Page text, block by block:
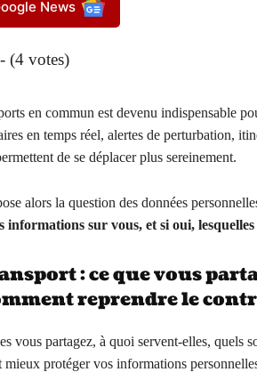
News
(4 votes)
en commun est devenu indispensable
en temps réel, alertes de perturbation,
de se déplacer plus sereinement.
alors la question des données
informations sur vous, et si oui, lesquelles
: ce que vous
reprendre le
vous partagez, à quoi servent-elles, quels
mieux protéger vos informations